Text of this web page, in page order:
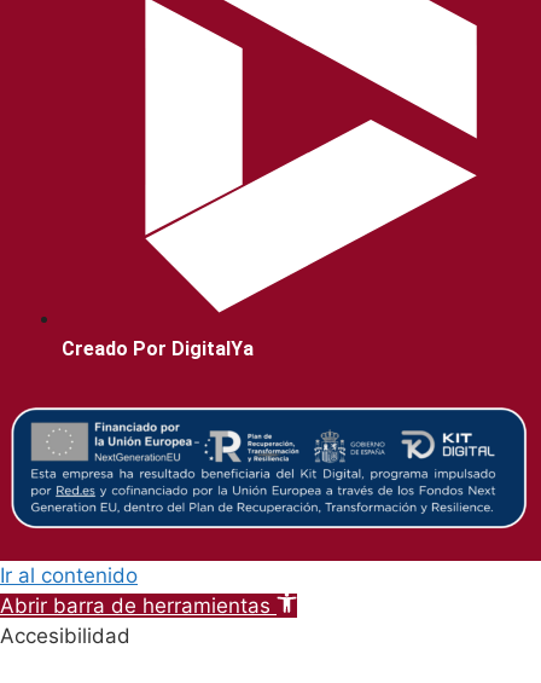
Creado Por DigitalYa
Ir al contenido
Abrir barra de herramientas
Accesibilidad